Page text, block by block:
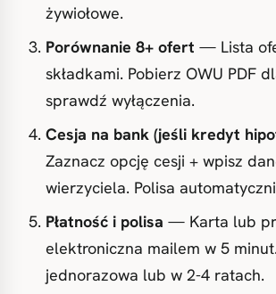
żywiołowe.
Porównanie 8+ ofert — Lista
składkami. Pobierz OWU PDF
sprawdź wyłączenia.
Cesja na bank (jeśli kredyt
Zaznacz opcję cesji + wpisz
wierzyciela. Polisa
Płatność i polisa — Karta lub
elektroniczna mailem w 5
jednorazowa lub w 2-4 ratach.